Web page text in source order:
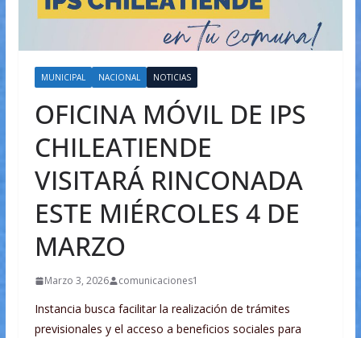
MUNICIPAL NACIONAL NOTICIAS
OFICINA MÓVIL DE IPS
CHILEATIENDE
VISITARÁ RINCONADA
ESTE MIÉRCOLES 4 DE
MARZO
Marzo 3, 2026 comunicaciones1
Instancia busca facilitar la realización de trámites
previsionales y el acceso a beneficios sociales para